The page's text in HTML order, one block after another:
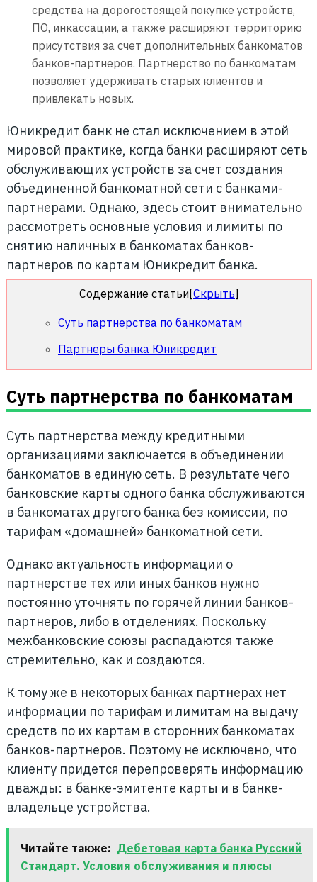
средства на дорогостоящей покупке устройств,
ПО, инкассации, а также расширяют территорию
присутствия за счет дополнительных банкоматов
банков-партнеров. Партнерство по банкоматам
позволяет удерживать старых клиентов и
привлекать новых.
Юникредит банк не стал исключением в этой
мировой практике, когда банки расширяют сеть
обслуживающих устройств за счет создания
объединенной банкоматной сети с банками-
партнерами. Однако, здесь стоит внимательно
рассмотреть основные условия и лимиты по
снятию наличных в банкоматах банков-
партнеров по картам Юникредит банка.
Содержание статьи [Скрыть]
Суть партнерства по банкоматам
Партнеры банка Юникредит
Суть партнерства по банкоматам
Суть партнерства между кредитными
организациями заключается в объединении
банкоматов в единую сеть. В результате чего
банковские карты одного банка обслуживаются
в банкоматах другого банка без комиссии, по
тарифам «домашней» банкоматной сети.
Однако актуальность информации о
партнерстве тех или иных банков нужно
постоянно уточнять по горячей линии банков-
партнеров, либо в отделениях. Поскольку
межбанковские союзы распадаются также
стремительно, как и создаются.
К тому же в некоторых банках партнерах нет
информации по тарифам и лимитам на выдачу
средств по их картам в сторонних банкоматах
банков-партнеров. Поэтому не исключено, что
клиенту придется перепроверять информацию
дважды: в банке-эмитенте карты и в банке-
владельце устройства.
Читайте также: Дебетовая карта банка Русский
Стандарт. Условия обслуживания и плюсы